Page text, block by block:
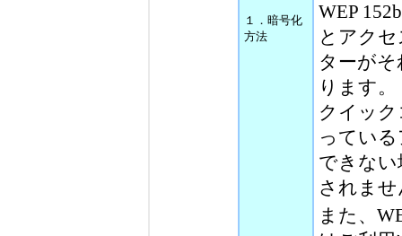
１．暗号化
方法
WEP
とアク
ターが
ります。
クイッ
ってい
できない
されませ
また、